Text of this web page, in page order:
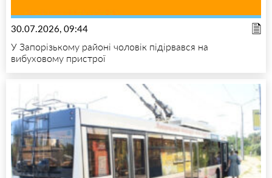
30.07.2026, 09:44
У Запорізькому районі чоловік підірвався на
вибуховому пристрої